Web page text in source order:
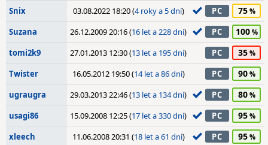
Snix 03.08.2022 18:20 (4 roky a 5 dní) PC 75
Suzana 26.12.2009 20:16 (16 let a 228 dní) PC 100
tomi2k9 27.01.2013 12:30 (13 let a 195 dní) PC 35
Twister 16.05.2012 19:50 (14 let a 86 dní) PC 90
ugraugra 29.03.2013 22:46 (13 let a 134 dní) PC 80
usagi86 15.09.2008 12:25 (17 let a 330 dní) PC 95
xleech 11.06.2008 20:31 (18 let a 61 dní) PC 95